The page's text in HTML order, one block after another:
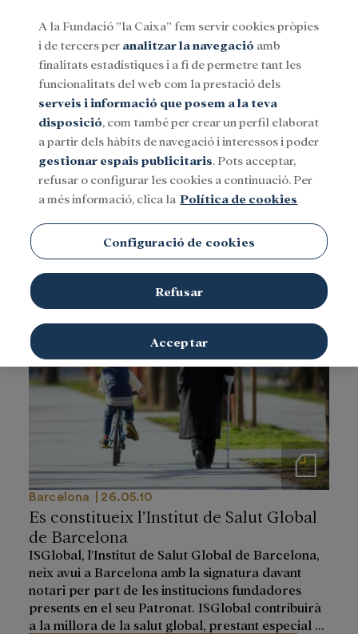
Menu
SocialInvestigació i bequesCultura
Cooperació internacional
Notas de prensa
Barcelona 26.05.10
Es constitueix l’Institut de Salut Global
de Barcelona
ISGlobal, l'Institut de Salut Global de Barcelona,
neix avui a Barcelona amb la signatura davant
notari per part de les institucions fundadores
presents en el seu Patronat. ISGlobal contribuirà
a la millora de la salut global, prestant especial ...
A la Fundació ”la Caixa” fem servir cookies pròpies
i de tercers per analitzar la navegació amb
finalitats estadístiques i a fi de permetre tant les
funcionalitats del web com la prestació dels
serveis i informació que posem a la teva
disposició, com també per crear un perfil elaborat
a partir dels hàbits de navegació i interessos i poder
gestionar espais publicitaris. Pots acceptar,
refusar o configurar les cookies a continuació. Per
a més informació, clica la Política de cookies
Configuració de cookies
Refusar
Acceptar